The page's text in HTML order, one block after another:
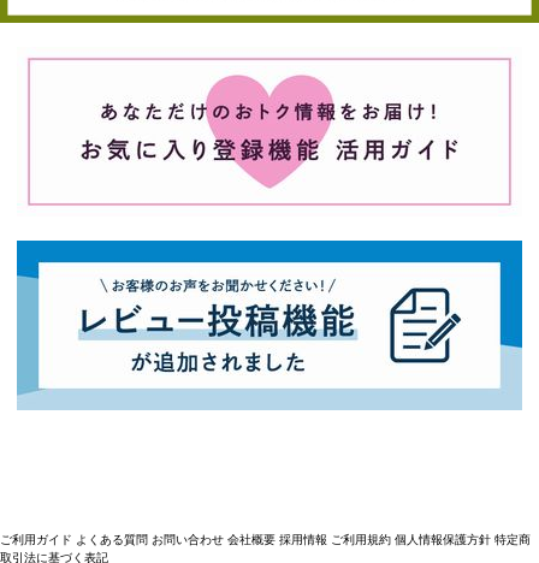
ご利用ガイド よくある質問 お問い合わせ 会社概要 採用情報 ご利用規約 個人情報保護方針 特定商
取引法に基づく表記